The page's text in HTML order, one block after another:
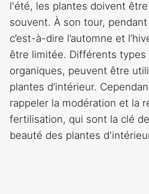
l'été, les plantes doivent
souvent. À son tour,
c’est-à-dire l’automne et
être limitée. Différents types
organiques, peuvent être
plantes d’intérieur.
rappeler la modération et la
fertilisation, qui sont la clé
beauté des plantes